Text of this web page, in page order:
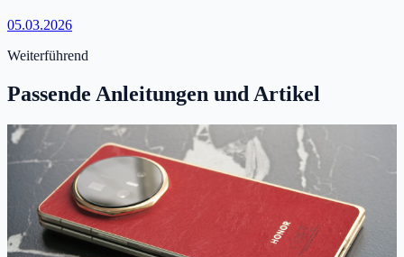
05.03.2026
Weiterführend
Passende Anleitungen und Artikel